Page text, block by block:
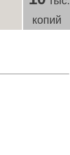
копий